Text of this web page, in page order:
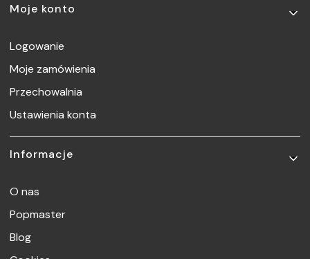
Moje konto
Logowanie
Moje zamówienia
Przechowalnia
Ustawienia konta
Informacje
O nas
Popmaster
Blog